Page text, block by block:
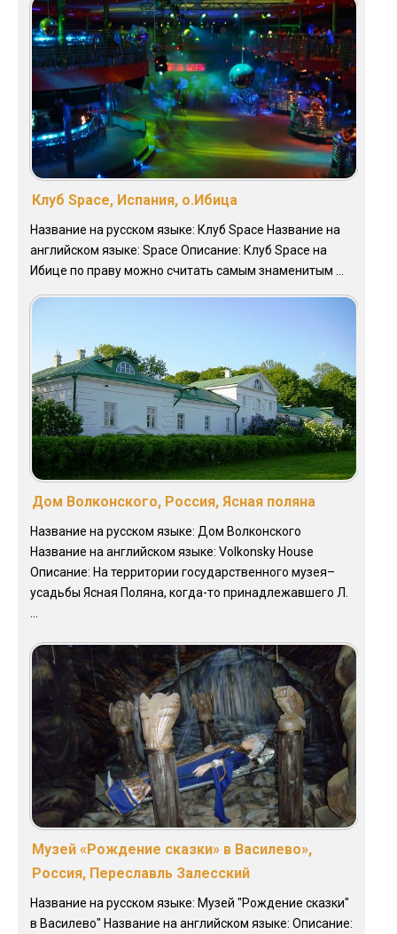
Клуб Space, Испания, о.Ибица
Название на русском языке: Клуб Space Название на
английском языке: Space Описание: Клуб Space на
Ибице по праву можно считать самым знаменитым ...
Дом Волконского, Россия, Ясная поляна
Название на русском языке: Дом Волконского
Название на английском языке: Volkonsky House
Описание: На территории государственного музея–
усадьбы Ясная Поляна, когда-то принадлежавшего Л.
Музей «Рождение сказки» в Василево»,
Россия, Переславль Залесский
Название на русском языке: Музей "Рождение сказки"
в Василево" Название на английском языке: Описание: